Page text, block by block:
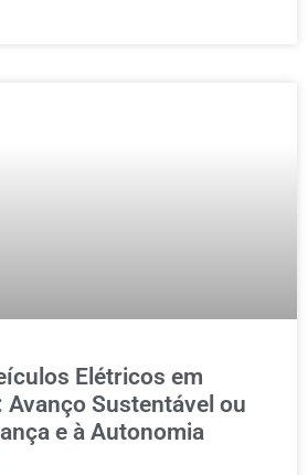
Elétricos em
Sustentável ou
e à Autonomia